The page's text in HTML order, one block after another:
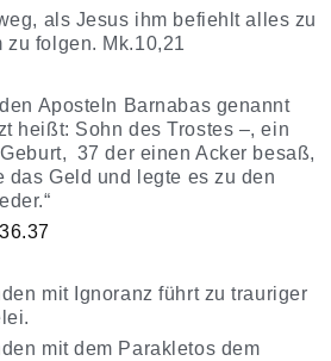
als Jesus ihm befiehlt alles zu
folgen. Mk.10,21
Aposteln Barnabas genannt
heißt: Sohn des Trostes –, ein
37 der einen Acker besaß,
das Geld und legte es zu den
mit Ignoranz führt zu trauriger
mit dem Parakletos dem